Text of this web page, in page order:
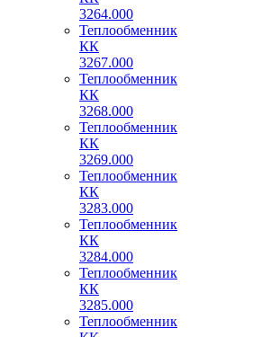
3264.000
Теплообменник
КК
3267.000
Теплообменник
КК
3268.000
Теплообменник
КК
3269.000
Теплообменник
КК
3283.000
Теплообменник
КК
3284.000
Теплообменник
КК
3285.000
Теплообменник